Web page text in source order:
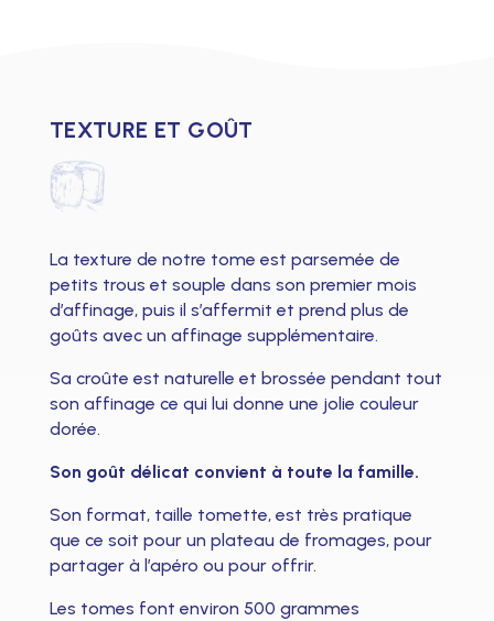
TEXTURE ET GOÛT
La texture de notre tome est parsemée de
petits trous et souple dans son premier mois
d’affinage, puis il s’affermit et prend plus de
goûts avec un affinage supplémentaire.
Sa croûte est naturelle et brossée pendant tout
son affinage ce qui lui donne une jolie couleur
dorée.
Son goût délicat convient à toute la famille.
Son format, taille tomette, est très pratique
que ce soit pour un plateau de fromages, pour
partager à l’apéro ou pour offrir.
Les tomes font environ 500 grammes